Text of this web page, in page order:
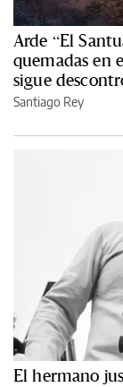
Arde “El
quemadas en
sigue
Santiago Rey
El hermano